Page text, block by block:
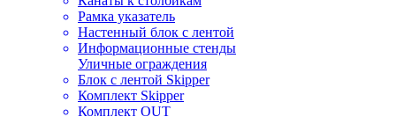
Рамка указатель
Настенный блок с лентой
Информационные стенды
Уличные ограждения
Блок с лентой Skipper
Комплект Skipper
Комплект OUT